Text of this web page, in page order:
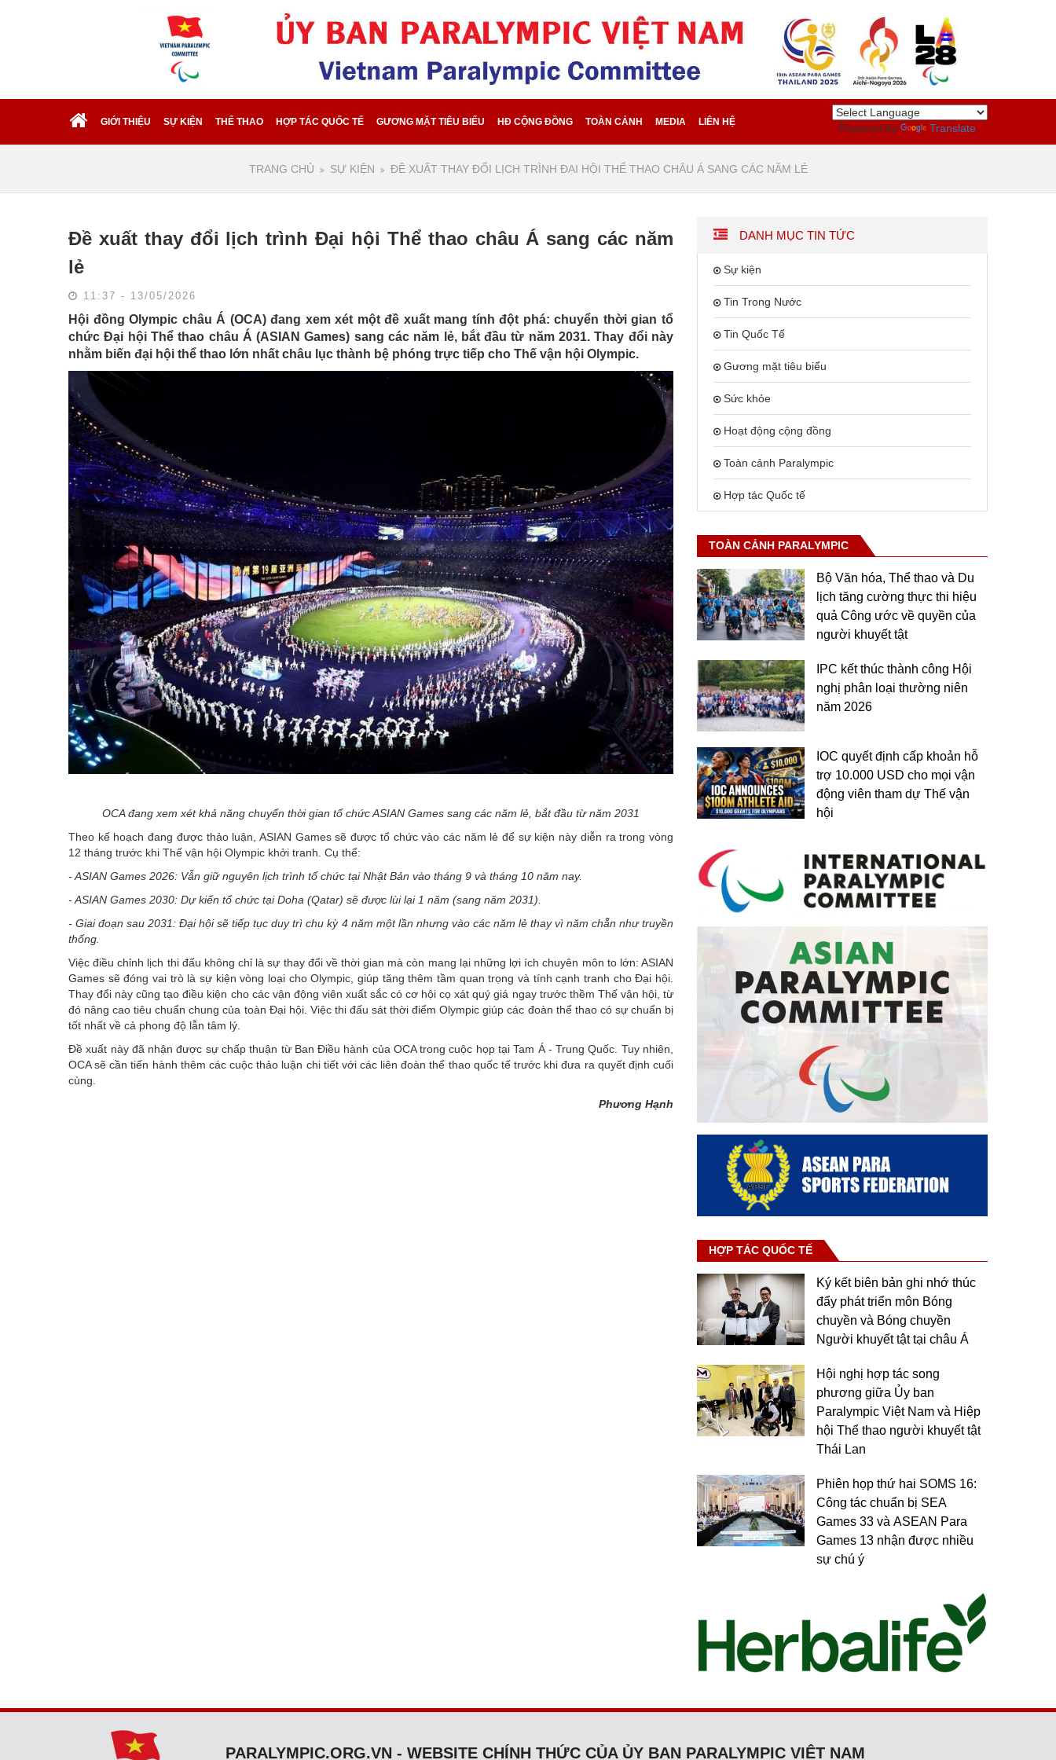
GIỚI THIỆU SỰ KIỆN THỂ THAO HỢP TÁC QUỐC TẾ GƯƠNG MẶT TIÊU BIỂU HĐ CỘNG ĐỒNG TOÀN CẢNH MEDIA LIÊN HỆ Powered by Translate
TRANG CHỦ SỰ KIỆN ĐỀ XUẤT THAY ĐỔI LỊCH TRÌNH ĐẠI HỘI THỂ THAO CHÂU Á SANG CÁC NĂM LẺ
Đề xuất thay đổi lịch trình Đại hội Thể thao châu Á sang các năm
lẻ
11:37 - 13/05/2026
Hội đồng Olympic châu Á (OCA) đang xem xét một đề xuất mang tính đột phá: chuyển thời gian tổ
chức Đại hội Thể thao châu Á (ASIAN Games) sang các năm lẻ, bắt đầu từ năm 2031. Thay đổi này
nhằm biến đại hội thể thao lớn nhất châu lục thành bệ phóng trực tiếp cho Thế vận hội Olympic.
OCA đang xem xét khả năng chuyển thời gian tổ chức ASIAN Games sang các năm lẻ, bắt đầu từ năm 2031
Theo kế hoạch đang được thảo luận, ASIAN Games sẽ được tổ chức vào các năm lẻ để sự kiện này diễn ra trong vòng
12 tháng trước khi Thế vận hội Olympic khởi tranh. Cụ thể:
- ASIAN Games 2026: Vẫn giữ nguyên lịch trình tổ chức tại Nhật Bản vào tháng 9 và tháng 10 năm nay.
- ASIAN Games 2030: Dự kiến tổ chức tại Doha (Qatar) sẽ được lùi lại 1 năm (sang năm 2031).
- Giai đoạn sau 2031: Đại hội sẽ tiếp tục duy trì chu kỳ 4 năm một lần nhưng vào các năm lẻ thay vì năm chẵn như truyền
thống.
Việc điều chỉnh lịch thi đấu không chỉ là sự thay đổi về thời gian mà còn mang lại những lợi ích chuyên môn to lớn: ASIAN
Games sẽ đóng vai trò là sự kiện vòng loại cho Olympic, giúp tăng thêm tầm quan trọng và tính cạnh tranh cho Đại hội.
Thay đổi này cũng tạo điều kiện cho các vận động viên xuất sắc có cơ hội cọ xát quý giá ngay trước thềm Thế vận hội, từ
đó nâng cao tiêu chuẩn chung của toàn Đại hội. Việc thi đấu sát thời điểm Olympic giúp các đoàn thể thao có sự chuẩn bị
tốt nhất về cả phong độ lẫn tâm lý.
Đề xuất này đã nhận được sự chấp thuận từ Ban Điều hành của OCA trong cuộc họp tại Tam Á - Trung Quốc. Tuy nhiên,
OCA sẽ cần tiến hành thêm các cuộc thảo luận chi tiết với các liên đoàn thể thao quốc tế trước khi đưa ra quyết định cuối
cùng.
Phương Hạnh
DANH MỤC TIN TỨC
Sự kiện
Tin Trong Nước
Tin Quốc Tế
Gương mặt tiêu biểu
Sức khỏe
Hoạt động cộng đồng
Toàn cảnh Paralympic
Hợp tác Quốc tế
TOÀN CẢNH PARALYMPIC
Bộ Văn hóa, Thể thao và Du
lịch tăng cường thực thi hiệu
quả Công ước về quyền của
người khuyết tật
IPC kết thúc thành công Hội
nghị phân loại thường niên
năm 2026
IOC quyết định cấp khoản hỗ
trợ 10.000 USD cho mọi vận
động viên tham dự Thế vận
hội
HỢP TÁC QUỐC TẾ
Ký kết biên bản ghi nhớ thúc
đẩy phát triển môn Bóng
chuyền và Bóng chuyền
Người khuyết tật tại châu Á
Hội nghị hợp tác song
phương giữa Ủy ban
Paralympic Việt Nam và Hiệp
hội Thể thao người khuyết tật
Thái Lan
Phiên họp thứ hai SOMS 16:
Công tác chuẩn bị SEA
Games 33 và ASEAN Para
Games 13 nhận được nhiều
sự chú ý
PARALYMPIC.ORG.VN - WEBSITE CHÍNH THỨC CỦA ỦY BAN PARALYMPIC VIỆT NAM